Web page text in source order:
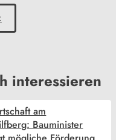
interessieren
am
Bauminister